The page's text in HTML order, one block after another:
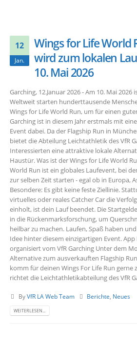
12
Jan.
Wings for Life World
wird zum lokalen
10. Mai 2026
Garching, 12.Januar 2026 - Am 10. Mai 2026
Weltweit starten hunderttausende
Wings for Life World Run, um für einen
Garching ist in diesem Jahr erstmals mit
Event dabei. Da der Flagship Run in
bietet die Abteilung Leichtathletik des VfR
Interessierten eine attraktive lokale
Haustür. Was ist der Wings for Life World
World Run ist ein globales Laufevent, bei
zur selben Zeit starten - egal ob in Europa,
Besondere: Es gibt keine feste Ziellinie.
virtuelles oder reales Catcher Car die
einholt, ist dein Lauf beendet. Die
in die Rückenmarksforschung, um
heilbar zu machen. Laufen, Spaß haben
Idee hinter diesem einzigartigen Event. App
organisiert vom VfR Garching Unter dem
Alternative zum ausverkauften Flagship
komm für deinen Wings For Life Run gerne
richtet die Leichtathletikabteilung des VfR
ByVfR LA Web Team Berichte Neues
WEITERLESEN...